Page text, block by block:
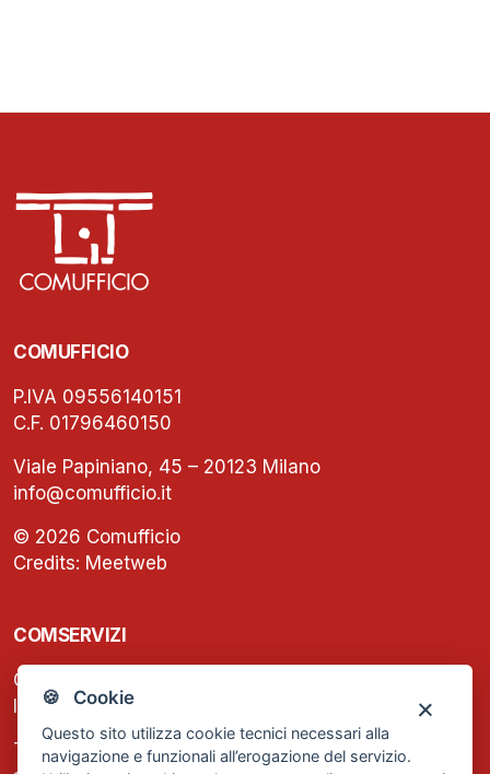
🍪 Cookie
Questo sito utilizza cookie tecnici necessari alla
navigazione e funzionali all’erogazione del servizio.
COMUFFICIO
P.IVA 09556140151
C.F. 01796460150
Viale Papiniano, 45 – 20123 Milano
info@comufficio.it
© 2026 Comufficio
Credits: Meetweb
COMSERVIZI
C.F. e P.IVA: 13474420158
Iscrizione REA Milano n. 1656740
Tel. +39 02 2838 1307